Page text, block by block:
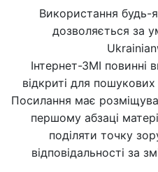
Використання будь-
дозволяється за
Інтернет-ЗМІ повинні
відкриті для
Посилання має
першому абзаці
поділяти точку
відповідальності за